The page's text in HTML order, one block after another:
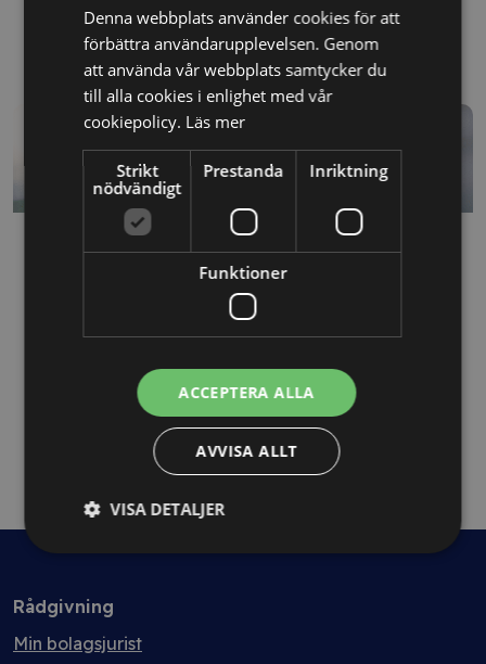
Avtalsportalen
450kr – 4200krPrice
range:
450kr
4200kr
Avtalsanalys 7+ sidor
Rådgivning
Min bolagsjurist
Denna webbplats använder cookies för att
förbättra användarupplevelsen. Genom
att använda vår webbplats samtycker du
till alla cookies i enlighet med vår
cookiepolicy. Läs mer
Strikt
nödvändigt
Prestanda Inriktning
Funktioner
ACCEPTERA ALLA
AVVISA ALLT
VISA DETALJER